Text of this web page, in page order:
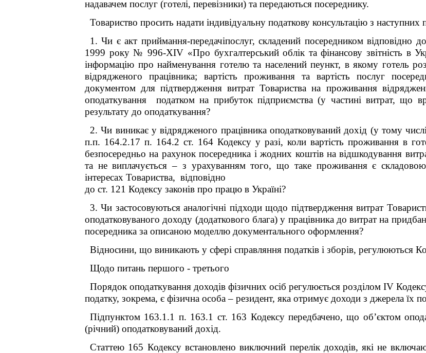
надавачем послуг (готелі, перевізники) та передаються посереднику.
Товариство просить надати індивідуальну податкову консультацію з наступних
1. Чи є акт приймання-передачіпослуг, складений посередником відповідно
1999 року № 996-XIV «Про бухгалтерський облік та фінансову звітність в
інформацію про найменування готелю та населений пеункт, в якому готель
відрядженого працівника; вартість проживання та вартість послуг
документом для підтвердження витрат Товариства на проживання
оподаткування податком на прибуток підприємства (у частині витрат, що
результату до оподаткування?
2. Чи виникає у відрядженого працівника оподатковуваний дохід (у тому
п.п. 164.2.17 п. 164.2 ст. 164 Кодексу у разі, коли вартість проживання в
безпосередньо на рахунок посередника і жодних коштів на відшкодування
та не виплачується – з урахуванням того, що таке проживання є
інтересах Товариства, відповідно
до ст. 121 Кодексу законів про працю в Україні?
3. Чи застосовуються аналогічні підходи щодо підтвердження витрат
оподатковуваного доходу (додаткового блага) у працівника до витрат на
посередника за описаною моделлю документального оформлення?
Відносини, що виникають у сфері справляння податків і зборів, регулюються
Щодо питань першого - третього
Порядок оподаткування доходів фізичних осіб регулюється розділом ІV
податку, зокрема, є фізична особа – резидент, яка отримує доходи з джерела їх
Підпунктом 163.1.1 п. 163.1 ст. 163 Кодексу передбачено, що об’єктом
(річний) оподатковуваний дохід.
Статтею 165 Кодексу встановлено виключний перелік доходів, які не